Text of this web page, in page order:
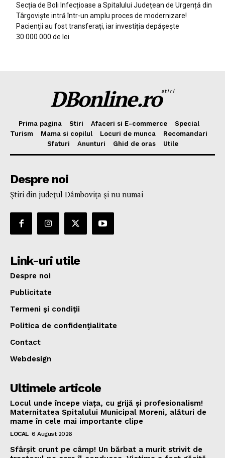
Secția de Boli Infecțioase a Spitalului Județean de Urgență din
Târgoviște intră într-un amplu proces de modernizare!
Pacienții au fost transferați, iar investiția depășește
30.000.000 de lei
DBonline.rostiri
Prima pagina Stiri Afaceri si E-commerce
Special
Turism
Mama si copilul Locuri de munca
Recomandari
Sfaturi
Anunturi Ghid de oras Utile
Despre noi
Ştiri din judeţul Dâmboviţa şi nu numai
Link-uri utile
Despre noi
Publicitate
Termeni şi condiţii
Politica de confidenţialitate
Contact
Webdesign
Ultimele articole
Locul unde începe viața, cu grijă și profesionalism!
Maternitatea Spitalului Municipal Moreni, alături de
mame în cele mai importante clipe
LOCAL 6 August 2026
Sfârșit crunt pe câmp! Un bărbat a murit strivit de